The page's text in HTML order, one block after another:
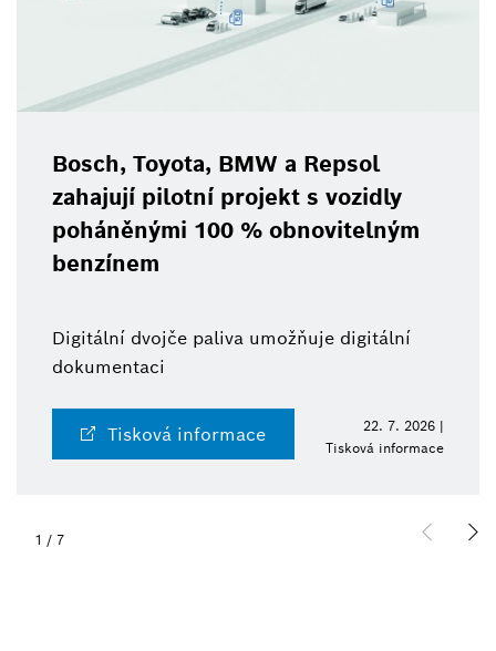
Bosch, Toyota, BMW a Repsol
zahajují pilotní projekt s vozidly
poháněnými 100 % obnovitelným
benzínem
Digitální dvojče paliva umožňuje digitální
dokumentaci
Tisková informace
22. 7. 2026 |
Tisková informace
1 / 7